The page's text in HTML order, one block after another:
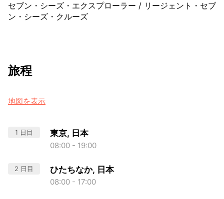
セブン・シーズ・エクスプローラー / リージェント・セブ
ン・シーズ・クルーズ
旅程
地図を表示
1 日目 東京, 日本
08:00 - 19:00
2 日目 ひたちなか, 日本
08:00 - 17:00